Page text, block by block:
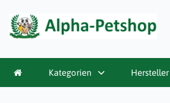
Kategorien Hersteller